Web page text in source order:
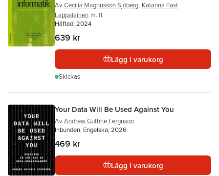
Av Cecilia Magnusson Sjöberg, Katarina Fast
Lappalainen m. fl.
Häftad, 2024
639 kr
Lägg i varukorg
Skickas
Your Data Will Be Used Against You
Av Andrew Guthrie Ferguson
Inbunden, Engelska, 2026
469 kr
Lägg i varukorg